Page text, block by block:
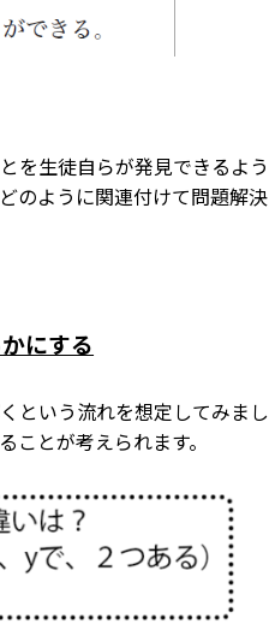
を生徒自らが発見できるよう
のように関連付けて問題解決
にする
という流れを想定してみまし
とが考えられます。